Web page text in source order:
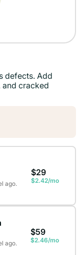
defects. Add
cracked
ago.
$29
$2.42/mo
ago.
$59
$2.46/mo